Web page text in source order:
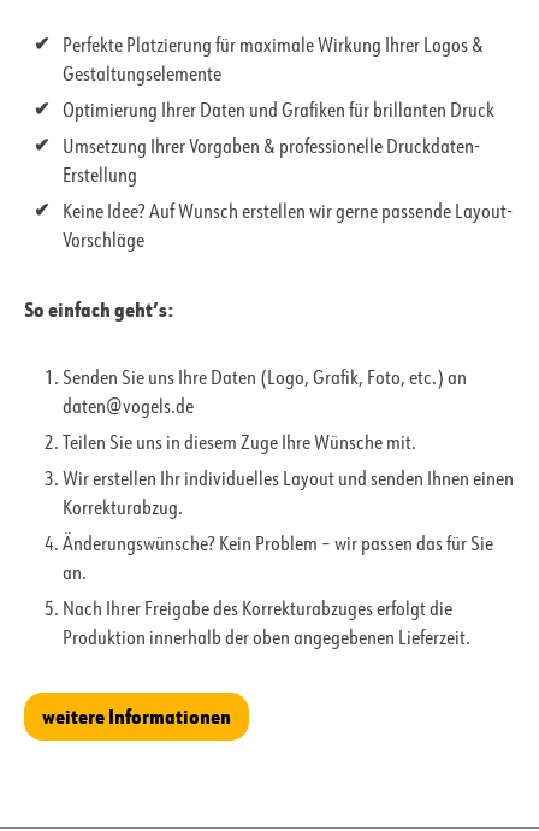
Perfekte Platzierung für maximale Wirkung Ihrer Logos &
Gestaltungselemente
Optimierung Ihrer Daten und Grafiken für brillanten Druck
Umsetzung Ihrer Vorgaben & professionelle Druckdaten-
Erstellung
Keine Idee? Auf Wunsch erstellen wir gerne passende Layout-
Vorschläge
So einfach geht’s:
Senden Sie uns Ihre Daten (Logo, Grafik, Foto, etc.) an
daten@vogels.de
Teilen Sie uns in diesem Zuge Ihre Wünsche mit.
Wir erstellen Ihr individuelles Layout und senden Ihnen einen
Korrekturabzug.
Änderungswünsche? Kein Problem – wir passen das für Sie
an.
Nach Ihrer Freigabe des Korrekturabzuges erfolgt die
Produktion innerhalb der oben angegebenen Lieferzeit.
weitere Informationen